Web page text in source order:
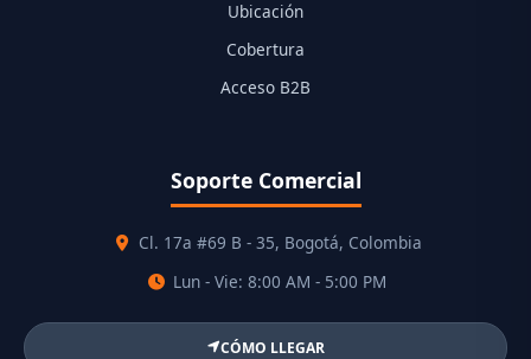
Ubicación
Cobertura
Acceso B2B
Soporte Comercial
Cl. 17a #69 B - 35, Bogotá, Colombia
Lun - Vie: 8:00 AM - 5:00 PM
CÓMO LLEGAR